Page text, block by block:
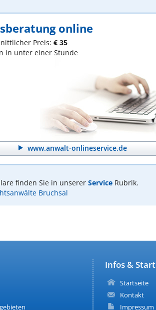
online
Preis: € 35
in unter einer Stunde
www.anwalt-onlineservice.de
finden Sie in unserer ServiceRubrik.
Bruchsal
Infos & Start
Startseite
Kontakt
Impressum